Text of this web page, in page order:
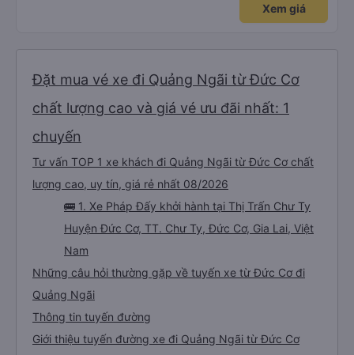
Xem giá
Đặt mua vé xe đi Quảng Ngãi từ Đức Cơ
chất lượng cao và giá vé ưu đãi nhất: 1
chuyến
Tư vấn TOP 1 xe khách đi Quảng Ngãi từ Đức Cơ chất
lượng cao, uy tín, giá rẻ nhất 08/2026
🚌 1. Xe Pháp Đấy khởi hành tại Thị Trấn Chư Ty
Huyện Đức Cơ, TT. Chư Ty, Đức Cơ, Gia Lai, Việt
Nam
Những câu hỏi thường gặp về tuyến xe từ Đức Cơ đi
Quảng Ngãi
Thông tin tuyến đường
Giới thiệu tuyến đường xe đi Quảng Ngãi từ Đức Cơ